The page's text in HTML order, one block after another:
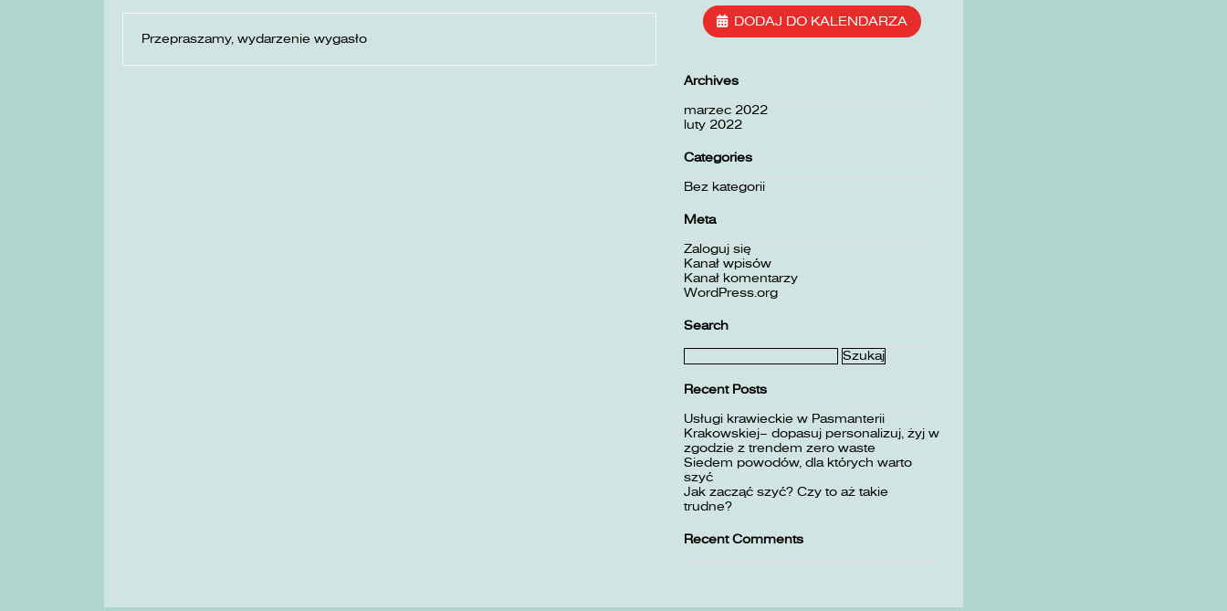
Przepraszamy, wydarzenie wygasło
DODAJ DO KALENDARZA
Archives
marzec 2022
luty 2022
Categories
Bez kategorii
Meta
Zaloguj się
Kanał wpisów
Kanał komentarzy
WordPress.org
Search
Szukaj:
Recent Posts
Usługi krawieckie w Pasmanterii
Krakowskiej– dopasuj personalizuj, żyj w
zgodzie z trendem zero waste
Siedem powodów, dla których warto
szyć
Jak zacząć szyć? Czy to aż takie
trudne?
Recent Comments